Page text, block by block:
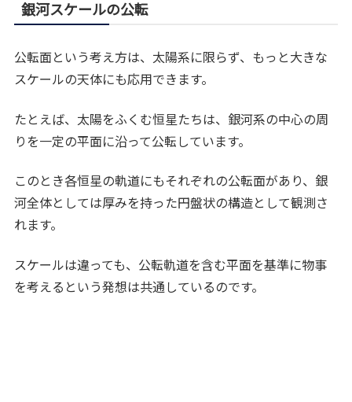
銀河スケールの公転
公転面という考え方は、太陽系に限らず、もっと大きな
スケールの天体にも応用できます。
たとえば、太陽をふくむ恒星たちは、銀河系の中心の周
りを一定の平面に沿って公転しています。
このとき各恒星の軌道にもそれぞれの公転面があり、銀
河全体としては厚みを持った円盤状の構造として観測さ
れます。
スケールは違っても、公転軌道を含む平面を基準に物事
を考えるという発想は共通しているのです。